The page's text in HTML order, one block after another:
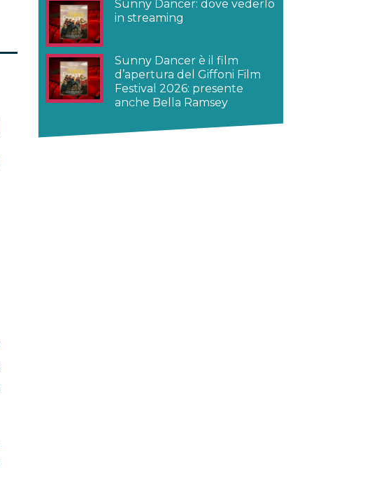
Sunny Dancer: dove vederlo
in streaming
Sunny Dancer è il film
d’apertura del Giffoni Film
Festival 2026: presente
anche Bella Ramsey